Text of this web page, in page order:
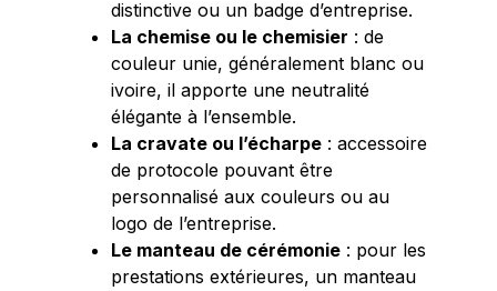
distinctive ou un badge d’entreprise.
La chemise ou le chemisier : de
couleur unie, généralement blanc ou
ivoire, il apporte une neutralité
élégante à l’ensemble.
La cravate ou l’écharpe : accessoire
de protocole pouvant être
personnalisé aux couleurs ou au
logo de l’entreprise.
Le manteau de cérémonie : pour les
prestations extérieures, un manteau